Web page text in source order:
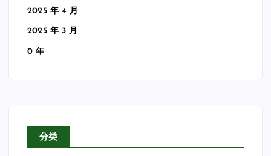
2025 年 4 月
2025 年 3 月
0 年
分类